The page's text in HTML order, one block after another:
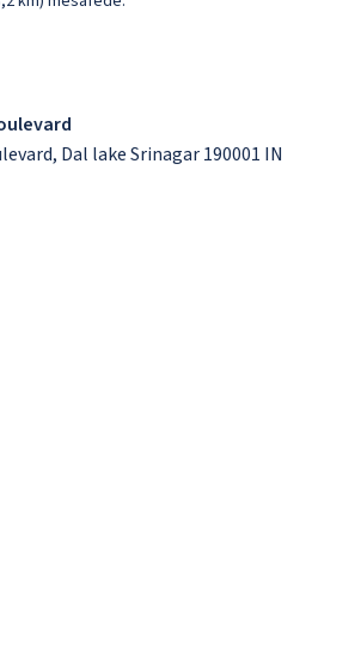
Dal lake Srinagar 190001 IN